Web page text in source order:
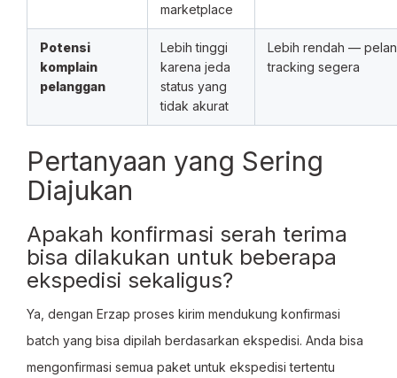
marketplace
Potensi
komplain
pelanggan
Lebih tinggi
karena jeda
status yang
tidak akurat
Lebih rendah —
tracking segera
Pertanyaan yang Sering
Diajukan
Apakah konfirmasi serah terima
bisa dilakukan untuk beberapa
ekspedisi sekaligus?
Ya, dengan Erzap proses kirim mendukung konfirmasi
batch yang bisa dipilah berdasarkan ekspedisi. Anda bisa
mengonfirmasi semua paket untuk ekspedisi tertentu